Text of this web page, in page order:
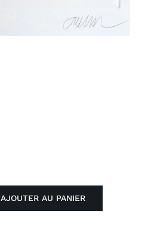
AJOUTER AU PANIER